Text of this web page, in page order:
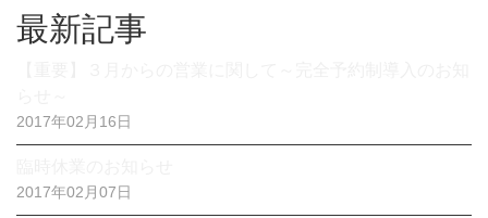
最新記事
2017年02月16日
2017年02月07日